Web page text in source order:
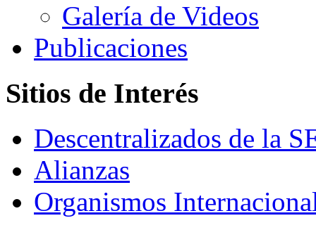
Galería de Videos
Publicaciones
Sitios de Interés
Descentralizados de la
Alianzas
Organismos